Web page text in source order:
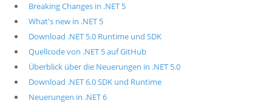
Breaking Changes in .NET 5
What's new in .NET 5
Download .NET 5.0 Runtime und SDK
Quellcode von .NET 5 auf GitHub
Überblick über die Neuerungen in .NET 5.0
Download .NET 6.0 SDK und Runtime
Neuerungen in .NET 6